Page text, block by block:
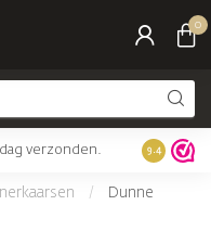
0
verzonden. Gratis
9.4
/
Dunne